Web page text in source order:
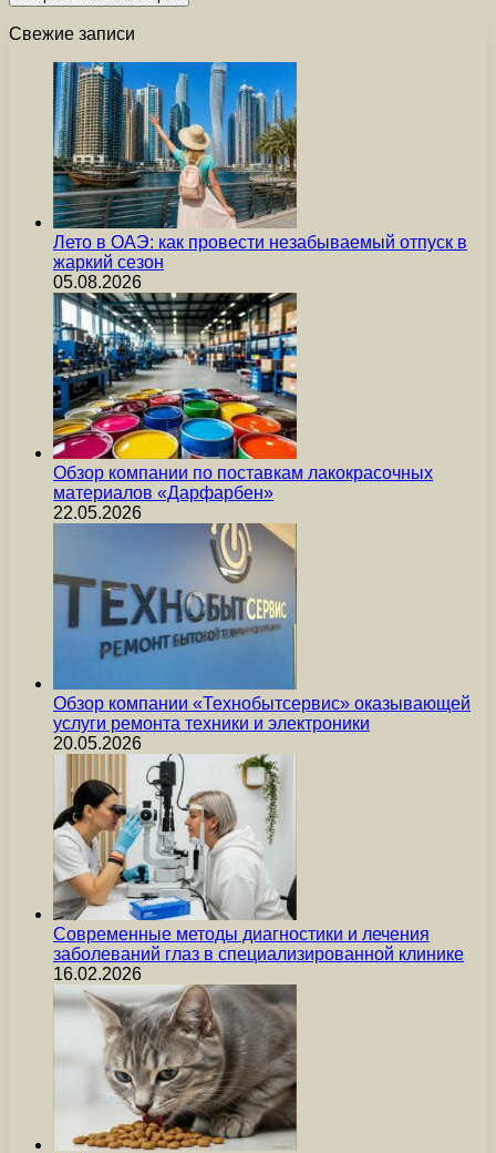
Свежие записи
Лето в ОАЭ: как провести незабываемый отпуск в
жаркий сезон
05.08.2026
Обзор компании по поставкам лакокрасочных
материалов «Дарфарбен»
22.05.2026
Обзор компании «Технобытсервис» оказывающей
услуги ремонта техники и электроники
20.05.2026
Современные методы диагностики и лечения
заболеваний глаз в специализированной клинике
16.02.2026